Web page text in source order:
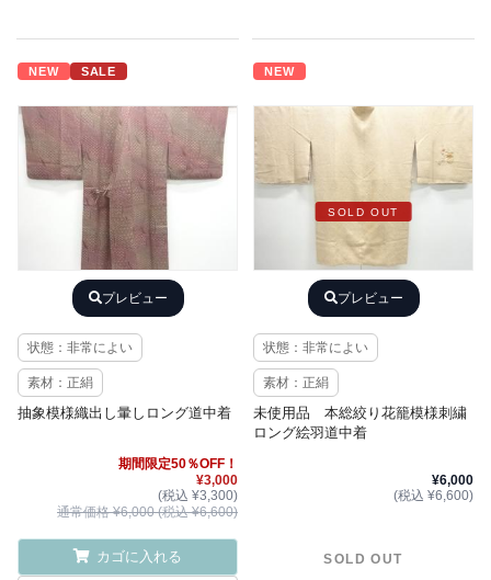
NEW SALE
プレビュー
状態：非常によい
素材：正絹
抽象模様織出し暈しロング道中着
期間限定50％OFF！
¥3,000
(税込 ¥3,300)
通常価格 ¥6,000 (税込 ¥6,600)
カゴに入れる
NEW
SOLD OUT
プレビュー
状態：非常によい
素材：正絹
未使用品 本総絞り花籠模様刺繍
ロング絵羽道中着
¥6,000
(税込 ¥6,600)
SOLD OUT